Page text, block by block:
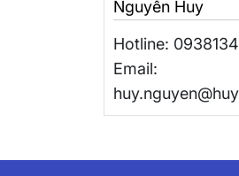
Nguyễn Huy
Hotline:
Email: